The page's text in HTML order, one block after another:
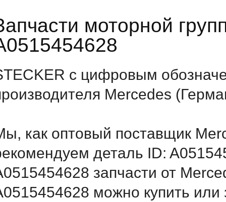
моторной
с цифровым
Mercedes
как оптовый поставщик
деталь ID:
запчасти от
можно купить или